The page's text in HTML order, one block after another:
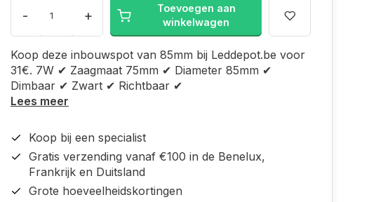
- +
Toevoegen aan
winkelwagen
Koop deze inbouwspot van 85mm bij Leddepot.be voor
31€. 7W ✔ Zaagmaat 75mm ✔ Diameter 85mm ✔
Dimbaar ✔ Zwart ✔ Richtbaar ✔
Lees meer
Koop bij een specialist
Gratis verzending vanaf €100 in de Benelux,
Frankrijk en Duitsland
Grote hoeveelheidskortingen